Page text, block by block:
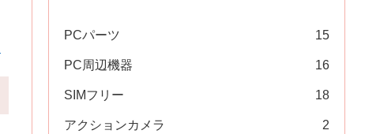
PCパーツ 15
PC周辺機器 16
SIMフリー 18
アクションカメラ 2